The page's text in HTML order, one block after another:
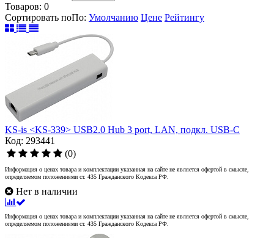
Товаров: 0
Сортировать поПо: Умолчанию Цене Рейтингу
KS-is <KS-339> USB2.0 Hub 3 port, LAN, подкл. USB-C
Код: 293441
(0)
Информация о ценах товара и комплектации указанная на сайте не является офертой в смысле,
определяемом положениями ст. 435 Гражданского Кодекса РФ.
Нет в наличии
Информация о ценах товара и комплектации указанная на сайте не является офертой в смысле,
определяемом положениями ст. 435 Гражданского Кодекса РФ.